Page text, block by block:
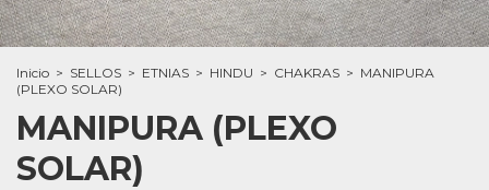
Inicio > SELLOS > ETNIAS > HINDU > CHAKRAS > MANIPURA
(PLEXO SOLAR)
MANIPURA (PLEXO
SOLAR)